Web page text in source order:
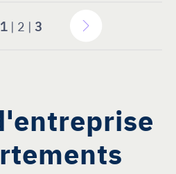
1| 2 | 3